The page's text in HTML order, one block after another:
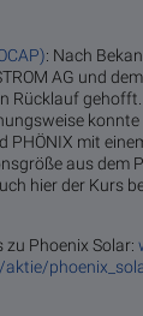
: Nach
AG und
Rücklauf
PHÖNIX mit
aus dem
hier der Kurs
zu Phoenix Solar: